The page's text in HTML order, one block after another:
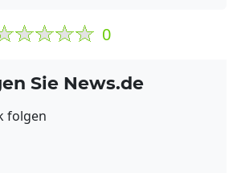
0
Sie News.de
folgen